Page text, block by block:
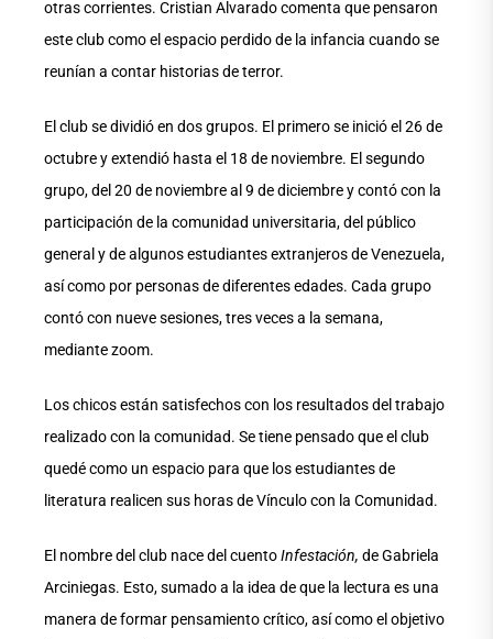
otras corrientes. Cristian Alvarado comenta que pensaron
este club como el espacio perdido de la infancia cuando se
reunían a contar historias de terror.
El club se dividió en dos grupos. El primero se inició el 26 de
octubre y extendió hasta el 18 de noviembre. El segundo
grupo, del 20 de noviembre al 9 de diciembre y contó con la
participación de la comunidad universitaria, del público
general y de algunos estudiantes extranjeros de Venezuela,
así como por personas de diferentes edades. Cada grupo
contó con nueve sesiones, tres veces a la semana,
mediante zoom.
Los chicos están satisfechos con los resultados del trabajo
realizado con la comunidad. Se tiene pensado que el club
quedé como un espacio para que los estudiantes de
literatura realicen sus horas de Vínculo con la Comunidad.
El nombre del club nace del cuentoInfestación, de Gabriela
Arciniegas. Esto, sumado a la idea de que la lectura es una
manera de formar pensamiento crítico, así como el objetivo